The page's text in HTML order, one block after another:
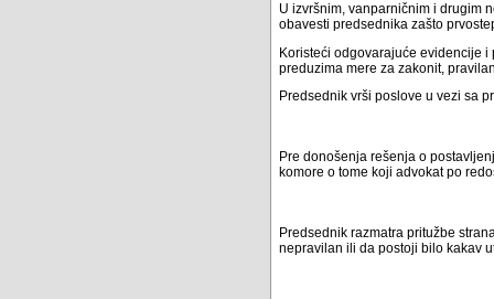
U izvršnim, vanparničnim i drugim
obavesti predsednika zašto
Koristeći odgovarajuće evidencije
preduzima mere za zakonit,
Predsednik vrši poslove u vezi sa
Pre donošenja rešenja o
komore o tome koji advokat po
Predsednik razmatra pritužbe
nepravilan ili da postoji bilo kakav